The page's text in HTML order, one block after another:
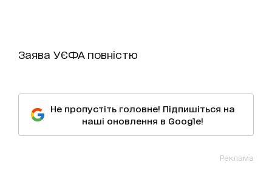
Заява УЄФА повністю
Не пропустіть головне! Підпишіться на
наші оновлення в Google!
Реклама